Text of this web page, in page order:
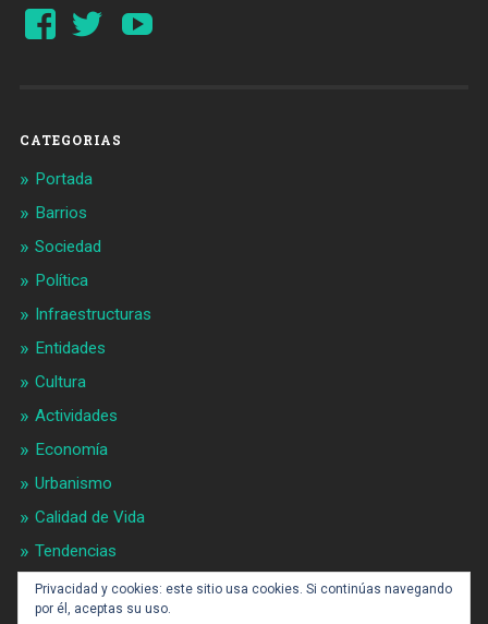
Ver
perfil
Ver
perfil
CATEGORIAS
Portada
Barrios
Sociedad
Política
Infraestructuras
Entidades
Cultura
Actividades
Economía
Urbanismo
Calidad de Vida
Tendencias
Gran BCN
Privacidad y cookies: este sitio usa cookies. Si continúas navegando
por él, aceptas su uso.